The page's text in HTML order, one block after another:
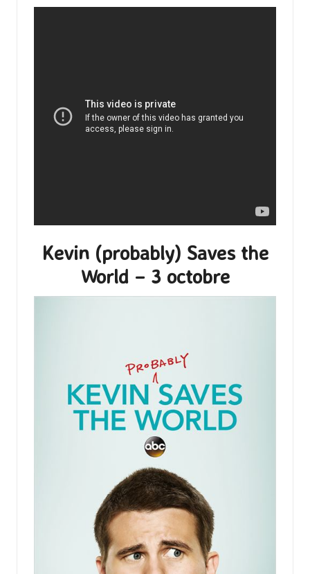
Kevin (probably) Saves the
World – 3 octobre